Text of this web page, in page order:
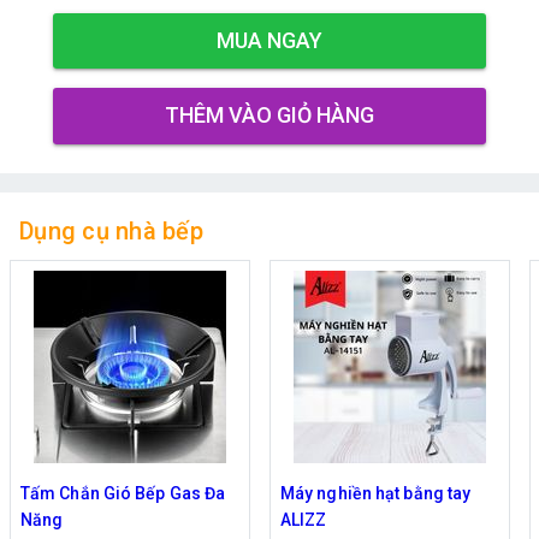
MUA NGAY
THÊM VÀO GIỎ HÀNG
Dụng cụ nhà bếp
Tấm Chắn Gió Bếp Gas Đa
Năng
Máy nghiền hạt bằng tay
ALIZZ